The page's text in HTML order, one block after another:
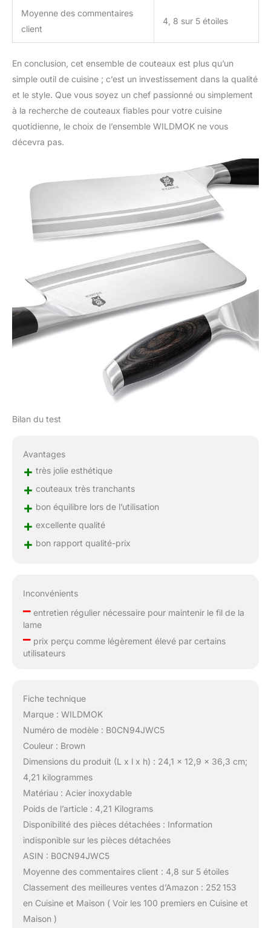
Moyenne des commentaires
client
4, 8 sur 5 étoiles
En conclusion, cet ensemble de couteaux est plus qu’un
simple outil de cuisine ; c’est un investissement dans la qualité
et le style. Que vous soyez un chef passionné ou simplement
à la recherche de couteaux fiables pour votre cuisine
quotidienne, le choix de l’ensemble WILDMOK ne vous
décevra pas.
Bilan du test
Avantages
+ très jolie esthétique
+ couteaux très tranchants
+ bon équilibre lors de l’utilisation
+ excellente qualité
+ bon rapport qualité-prix
Inconvénients
–entretien régulier nécessaire pour maintenir le fil de la
lame
–prix perçu comme légèrement élevé par certains
utilisateurs
Fiche technique
Marque : WILDMOK
Numéro de modèle : B0CN94JWC5
Couleur : Brown
Dimensions du produit (L x l x h) : 24,1 x 12,9 x 36,3 cm;
4,21 kilogrammes
Matériau : Acier inoxydable
Poids de l’article : 4,21 Kilograms
Disponibilité des pièces détachées : Information
indisponible sur les pièces détachées
ASIN : B0CN94JWC5
Moyenne des commentaires client : 4,8 sur 5 étoiles
Classement des meilleures ventes d’Amazon : 252 153
en Cuisine et Maison ( Voir les 100 premiers en Cuisine et
Maison )